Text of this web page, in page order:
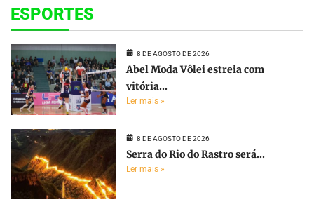
ESPORTES
8 DE AGOSTO DE 2026
Abel Moda Vôlei estreia com
vitória...
Ler mais »
8 DE AGOSTO DE 2026
Serra do Rio do Rastro será...
Ler mais »